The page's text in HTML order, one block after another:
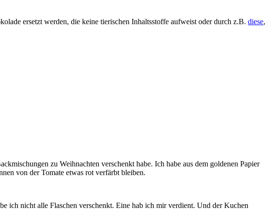
ersetzt werden, die keine tierischen Inhaltsstoffe aufweist oder durch z.B. diese,
zu Weihnachten verschenkt habe. Ich habe aus dem goldenen Papier
von der Tomate etwas rot verfärbt bleiben.
ich nicht alle Flaschen verschenkt. Eine hab ich mir verdient. Und der Kuchen